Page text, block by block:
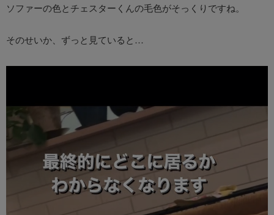
ソファーの色とチェスターくんの毛色がそっくりですね。
そのせいか、ずっと見ていると…